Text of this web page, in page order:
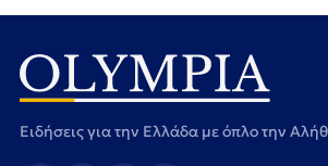
Ειδήσεις για την Ελλάδα με όπλο την